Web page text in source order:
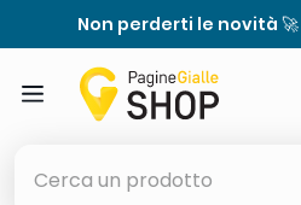
Non perderti le novità 🚀